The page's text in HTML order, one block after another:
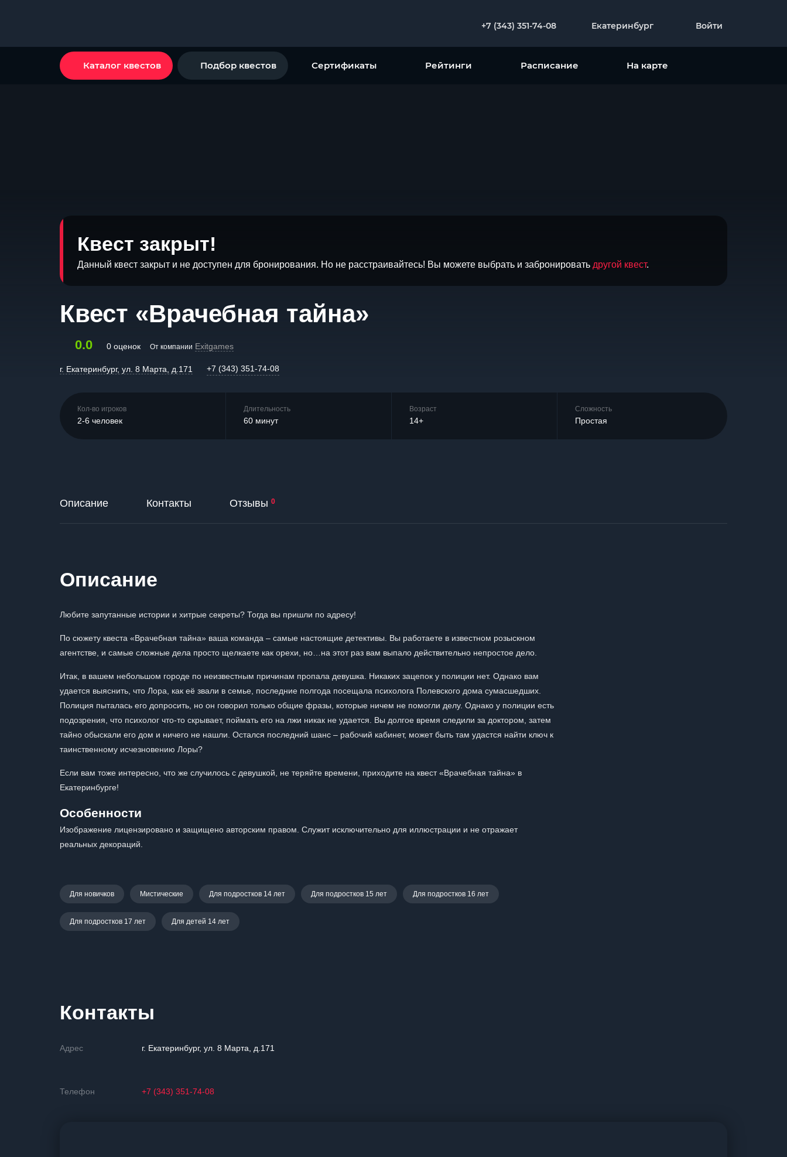
+7 (343) 351-74-08 Екатеринбург Войти
Каталог квестов Подбор квестов Сертификаты Рейтинги Расписание На карте
Квест закрыт!
Данный квест закрыт и не доступен для бронирования. Но не расстраивайтесь! Вы можете выбрать и забронировать другой квест.
Квест «Врачебная тайна»
0.0 0 оценок От компании Exitgames
г. Екатеринбург, ул. 8 Марта, д.171 +7 (343) 351-74-08
Кол-во игроков
2-6 человек
Длительность
60 минут
Возраст
14+
Сложность
Простая
Описание Контакты Отзывы 0
Описание
Любите запутанные истории и хитрые секреты? Тогда вы пришли по адресу!
По сюжету квеста «Врачебная тайна» ваша команда – самые настоящие детективы. Вы работаете в известном розыскном
агентстве, и самые сложные дела просто щелкаете как орехи, но…на этот раз вам выпало действительно непростое дело.
Итак, в вашем небольшом городе по неизвестным причинам пропала девушка. Никаких зацепок у полиции нет. Однако вам
удается выяснить, что Лора, как её звали в семье, последние полгода посещала психолога Полевского дома сумасшедших.
Полиция пыталась его допросить, но он говорил только общие фразы, которые ничем не помогли делу. Однако у полиции есть
подозрения, что психолог что-то скрывает, поймать его на лжи никак не удается. Вы долгое время следили за доктором, затем
тайно обыскали его дом и ничего не нашли. Остался последний шанс – рабочий кабинет, может быть там удастся найти ключ к
таинственному исчезновению Лоры?
Если вам тоже интересно, что же случилось с девушкой, не теряйте времени, приходите на квест «Врачебная тайна» в
Екатеринбурге!
Особенности
Изображение лицензировано и защищено авторским правом. Служит исключительно для иллюстрации и не отражает
реальных декораций.
Для новичков Мистические Для подростков 14 лет Для подростков 15 лет Для подростков 16 лет
Для подростков 17 лет Для детей 14 лет
Контакты
Адрес г. Екатеринбург, ул. 8 Марта, д.171
Телефон +7 (343) 351-74-08